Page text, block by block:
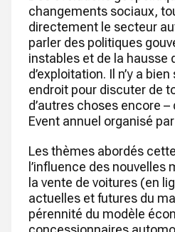
changements sociaux,
directement le secteur
parler des politiques
instables et de la hausse
d’exploitation. Il n’y a
endroit pour discuter de
d’autres choses encore
Event annuel organisé par
Les thèmes abordés
l’influence des
la vente de voitures (en
actuelles et futures du
pérennité du modèle